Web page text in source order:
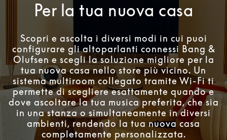
Per la tua nuova casa
Scopri e ascolta i diversi modi in cui puoi
configurare gli altoparlanti connessi Bang &
Olufsen e scegli la soluzione migliore per la
tua nuova casa nello store più vicino. Un
sistema multiroom collegato tramite Wi-Fi ti
permette di scegliere esattamente quando e
dove ascoltare la tua musica preferita, che sia
in una stanza o simultaneamente in diversi
ambienti, rendendo la tua nuova casa
completamente personalizzata.